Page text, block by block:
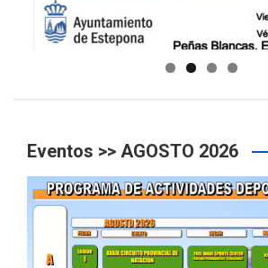
GUIA DE INSTALACIONES DEPORTIVAS
Eventos >> AGOSTO 2026